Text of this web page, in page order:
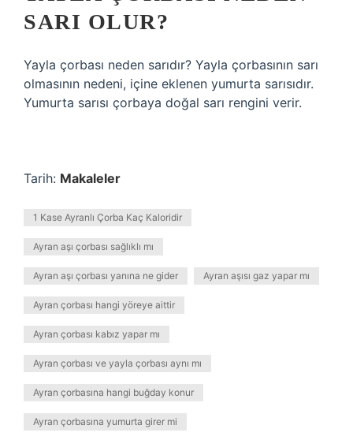
SARI OLUR?
Yayla çorbası neden sarıdır? Yayla çorbasının sarı
olmasının nedeni, içine eklenen yumurta sarısıdır.
Yumurta sarısı çorbaya doğal sarı rengini verir.
Tarih: Makaleler
1 Kase Ayranlı Çorba Kaç Kaloridir
Ayran aşı çorbası sağlıklı mı
Ayran aşı çorbası yanına ne gider Ayran aşısı gaz yapar mı
Ayran çorbası hangi yöreye aittir
Ayran çorbası kabız yapar mı
Ayran çorbası ve yayla çorbası aynı mı
Ayran çorbasına hangi buğday konur
Ayran çorbasına yumurta girer mi